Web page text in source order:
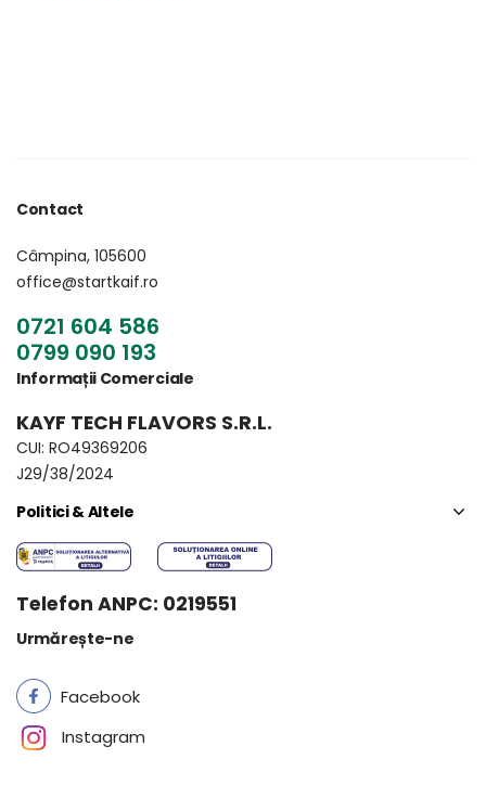
Contact
Câmpina, 105600
office@startkaif.ro
0721 604 586
0799 090 193
Informații Comerciale
KAYF TECH FLAVORS S.R.L.
CUI: RO49369206
J29/38/2024
Politici & Altele
Telefon ANPC: 0219551
Urmărește-ne
Facebook
Instagram